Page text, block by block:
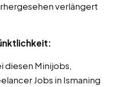
verlängert
diesen Minijobs,
Jobs in Ismaning